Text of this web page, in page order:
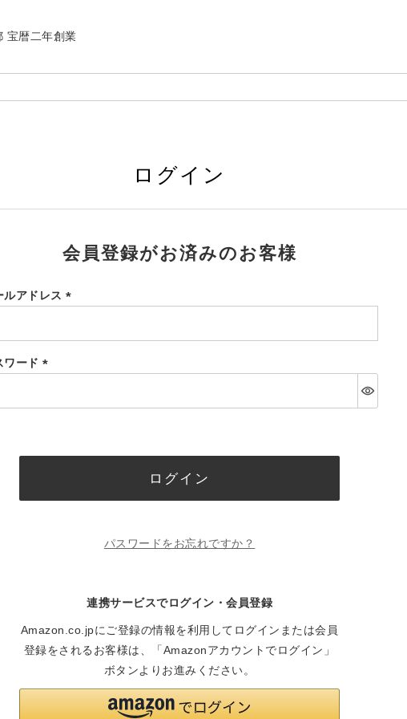
宝暦二年創業
ログイン
会員登録がお済みのお客様
ルアドレス
須)
ワード
須)
ログイン
パスワードをお忘れですか？
連携サービスでログイン・会員登録
Amazon.co.jpにご登録の情報を利用してログインまたは会員
登録をされるお客様は、「Amazonアカウントでログイン」
ボタンよりお進みください。